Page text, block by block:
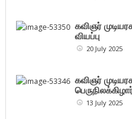
கவிஞர்
வியப்பு
20 July 2025
கவிஞர்
13 July 2025